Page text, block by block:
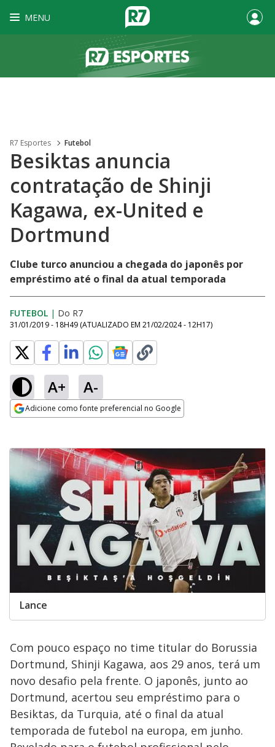
MENU
R7 Esportes Futebol
Besiktas anuncia
contratação de Shinji
Kagawa, ex-United e
Dortmund
Clube turco anunciou a chegada do japonês por
empréstimo até o final da atual temporada
FUTEBOL | Do R7
31/01/2019 - 18H49 (ATUALIZADO EM 21/02/2024 - 12H17)
A+ A-
Adicione como fonte preferencial no Google
Lance
Com pouco espaço no time titular do Borussia
Dortmund, Shinji Kagawa, aos 29 anos, terá um
novo desafio pela frente. O japonês, junto ao
Dortmund, acertou seu empréstimo para o
Besiktas, da Turquia, até o final da atual
temporada de futebol na europa, em junho.